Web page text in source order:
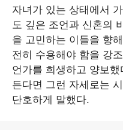
자녀가 있는 상태에서
도 깊은 조언과 신혼의
을 고민하는 이들을 향
전히 수용해야 함을 강
언가를 희생하고 양보
든다면 그런 자세로는
단호하게 말했다.